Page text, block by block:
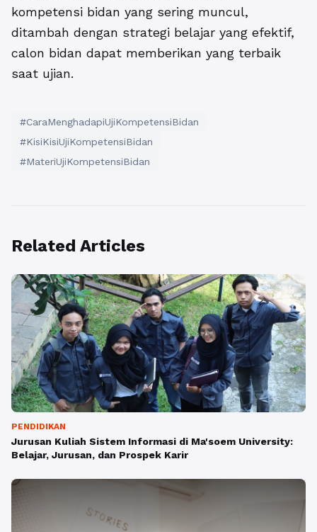
kompetensi bidan yang sering muncul,
ditambah dengan strategi belajar yang efektif,
calon bidan dapat memberikan yang terbaik
saat ujian.
#CaraMenghadapiUjiKompetensiBidan
#KisiKisiUjiKompetensiBidan
#MateriUjiKompetensiBidan
Related Articles
PENDIDIKAN
Jurusan Kuliah Sistem Informasi di Ma'soem University:
Belajar, Jurusan, dan Prospek Karir